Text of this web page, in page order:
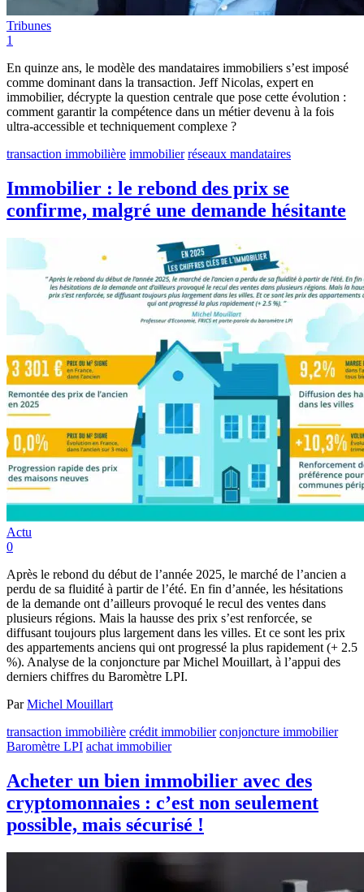
Tribunes
1
En quinze ans, le modèle des mandataires immobiliers s’est imposé
comme dominant dans la transaction. Jeff Nicolas, expert en
immobilier, décrypte la question centrale que pose cette évolution :
comment garantir la compétence dans un métier devenu à la fois
ultra-accessible et techniquement complexe ?
transaction immobilière immobilier réseaux mandataires
Immobilier : le rebond des prix se
confirme, malgré une demande hésitante
Actu
0
Après le rebond du début de l’année 2025, le marché de l’ancien a
perdu de sa fluidité à partir de l’été. En fin d’année, les hésitations
de la demande ont d’ailleurs provoqué le recul des ventes dans
plusieurs régions. Mais la hausse des prix s’est renforcée, se
diffusant toujours plus largement dans les villes. Et ce sont les prix
des appartements anciens qui ont progressé la plus rapidement (+ 2.5
%). Analyse de la conjoncture par Michel Mouillart, à l’appui des
derniers chiffres du Baromètre LPI.
ParMichel Mouillart
transaction immobilière crédit immobilier conjoncture immobilier
Baromètre LPI achat immobilier
Acheter un bien immobilier avec des
cryptomonnaies : c’est non seulement
possible, mais sécurisé !